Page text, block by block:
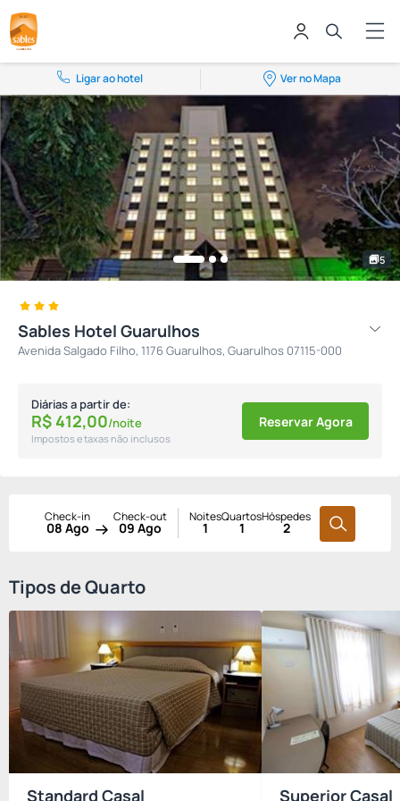
Ligar ao hotel Ver no Mapa
5
Sables Hotel Guarulhos
Avenida Salgado Filho, 1176 Guarulhos, Guarulhos 07115-000
Diárias a partir de:
R$ 412,00/noite
Impostos e taxas não inclusos
Reservar Agora
Check-in
08 Ago
Check-out
09 Ago
Noites
1
Quartos
1
Hóspedes
2
Tipos de Quarto
Standard Casal Superior Casal